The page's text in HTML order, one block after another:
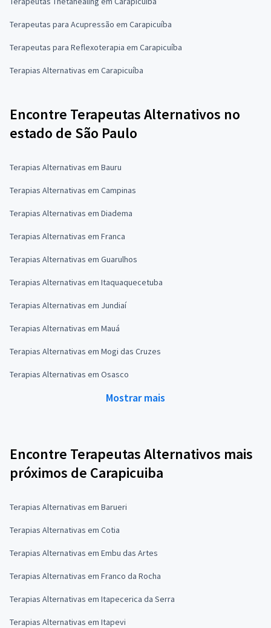
Terapeutas para Acupressão em Carapicuíba
Terapeutas para Reflexoterapia em Carapicuíba
Terapias Alternativas em Carapicuíba
Encontre Terapeutas Alternativos no
estado de São Paulo
Terapias Alternativas em Bauru
Terapias Alternativas em Campinas
Terapias Alternativas em Diadema
Terapias Alternativas em Franca
Terapias Alternativas em Guarulhos
Terapias Alternativas em Itaquaquecetuba
Terapias Alternativas em Jundiaí
Terapias Alternativas em Mauá
Terapias Alternativas em Mogi das Cruzes
Terapias Alternativas em Osasco
Mostrar mais
Encontre Terapeutas Alternativos mais
próximos de Carapicuiba
Terapias Alternativas em Barueri
Terapias Alternativas em Cotia
Terapias Alternativas em Embu das Artes
Terapias Alternativas em Franco da Rocha
Terapias Alternativas em Itapecerica da Serra
Terapias Alternativas em Itapevi